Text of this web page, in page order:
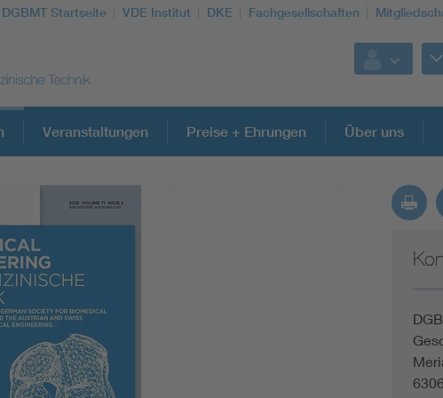
DGBMT Startseite VDE Institut DKE Fachgesellschaften
Weitere Themen
Prostheses + implants
Veranstaltungen Preise + Ehrungen Über uns